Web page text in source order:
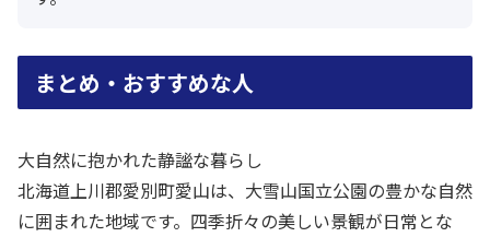
まとめ・おすすめな人
大自然に抱かれた静謐な暮らし
北海道上川郡愛別町愛山は、大雪山国立公園の豊かな自然
に囲まれた地域です。四季折々の美しい景観が日常とな